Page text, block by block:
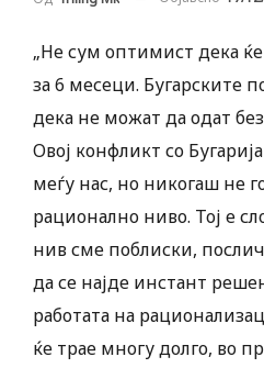
„Не сум оптимист дека
за 6 месеци. Бугарските
дека не можат да одат без
Овој конфликт со
меѓу нас, но никогаш не
рационално ниво. Тој е
нив сме поблиски,
да се најде инстант
работата на
ќе трае многу долго, во